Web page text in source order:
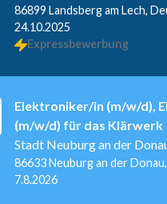
86899 Landsberg am Lech,
Veröffentlicht
24.10.2025
Expressbewerbung
Elektroniker/in (m/w/d),
(m/w/d) für das Klärwerk
Stadt Neuburg an der
86633 Neuburg an der Donau,
Deutschland
Veröffentlicht
7.8.2026